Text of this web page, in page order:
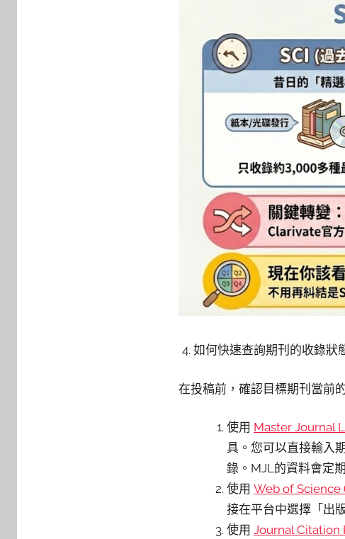
如何快速查詢期刊的收錄狀
在投稿前，確認目標期刊當前
使用 Master Journal
具。您可以直接輸入
錄。MJL的資料會定
使用 Web of Science
接在平台中選擇「出
使用 Journal Citation